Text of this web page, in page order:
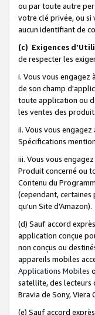
ou par toute autre
votre clé privée, ou si
aucun identifiant de
(c) Exigences
de respecter les
i. Vous vous engagez
de son champ
toute application ou
les ventes des
ii. Vous vous
Spécifications
iii. Vous vous
Produit concerné ou
Contenu du
(cependant,
qu'un Site d'Amazon).
(d) Sauf accord
application conçue
non conçus ou
appareils mobiles
Applications Mobiles
satellite, des lecteurs
Bravia de Sony, Viera
(e) Sauf accord